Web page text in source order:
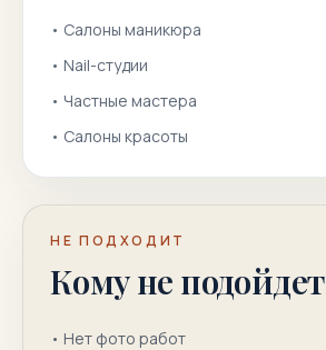
• Салоны маникюра
• Nail-студии
• Частные мастера
• Салоны красоты
НЕ ПОДХОДИТ
Кому не подойдет
• Нет фото работ